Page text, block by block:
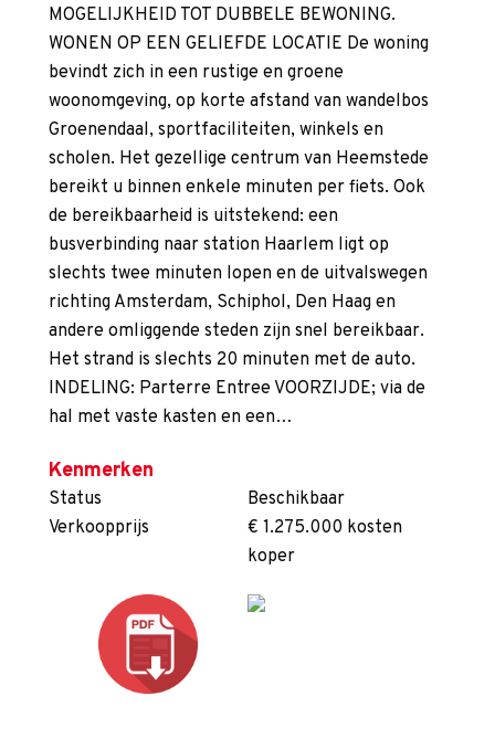
MOGELIJKHEID TOT DUBBELE BEWONING.
WONEN OP EEN GELIEFDE LOCATIE De woning
bevindt zich in een rustige en groene
woonomgeving, op korte afstand van wandelbos
Groenendaal, sportfaciliteiten, winkels en
scholen. Het gezellige centrum van Heemstede
bereikt u binnen enkele minuten per fiets. Ook
de bereikbaarheid is uitstekend: een
busverbinding naar station Haarlem ligt op
slechts twee minuten lopen en de uitvalswegen
richting Amsterdam, Schiphol, Den Haag en
andere omliggende steden zijn snel bereikbaar.
Het strand is slechts 20 minuten met de auto.
INDELING: Parterre Entree VOORZIJDE; via de
hal met vaste kasten en een…
Kenmerken
Status
Beschikbaar
Verkoopprijs
€ 1.275.000 kosten
koper